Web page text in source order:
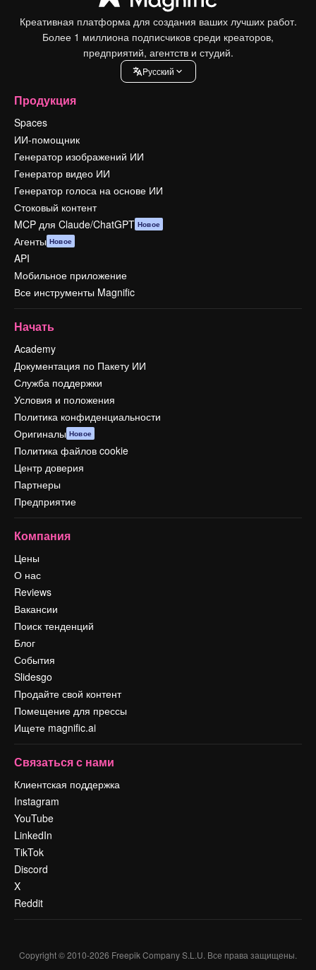
Креативная платформа для создания ваших лучших работ.
Более 1 миллиона подписчиков среди креаторов,
предприятий, агентств и студий.
Pусский
Продукция
Spaces
ИИ-помощник
Генератор изображений ИИ
Генератор видео ИИ
Генератор голоса на основе ИИ
Стоковый контент
MCP для Claude/ChatGPT Новое
Агенты Новое
API
Мобильное приложение
Все инструменты Magnific
Начать
Academy
Документация по Пакету ИИ
Служба поддержки
Условия и положения
Политика конфиденциальности
Оригиналы Новое
Политика файлов cookie
Центр доверия
Партнеры
Предприятие
Компания
Цены
О нас
Reviews
Вакансии
Поиск тенденций
Блог
События
Slidesgo
Продайте свой контент
Помещение для прессы
Ищете magnific.ai
Связаться с нами
Клиентская поддержка
Instagram
YouTube
LinkedIn
TikTok
Discord
X
Reddit
Copyright © 2010-2026 Freepik Company S.L.U. Все права защищены.